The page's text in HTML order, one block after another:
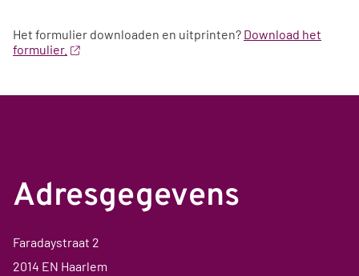
Het formulier downloaden en uitprinten? Download het
formulier.
Adresgegevens
Faradaystraat 2
2014 EN Haarlem